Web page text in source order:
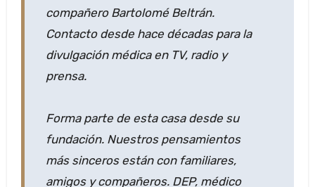
compañero Bartolomé Beltrán.
Contacto desde hace décadas para la
divulgación médica en TV, radio y
prensa.
Forma parte de esta casa desde su
fundación. Nuestros pensamientos
más sinceros están con familiares,
amigos y compañeros. DEP, médico